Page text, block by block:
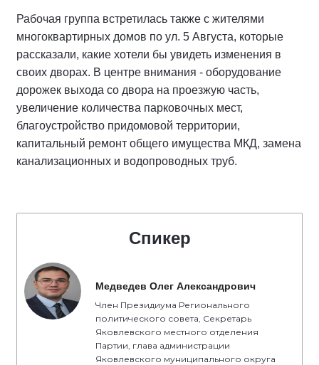
Рабочая группа встретилась также с жителями
многоквартирных домов по ул. 5 Августа, которые
рассказали, какие хотели бы увидеть изменения в
своих дворах. В центре внимания - оборудование
дорожек выхода со двора на проезжую часть,
увеличение количества парковочных мест,
благоустройство придомовой территории,
капитальный ремонт общего имущества МКД, замена
канализационных и водопроводных труб.
Спикер
Медведев Олег Александрович
Член Президиума Регионального
политического совета, Секретарь
Яковлевского местного отделения
Партии, глава администрации
Яковлевского муниципального округа